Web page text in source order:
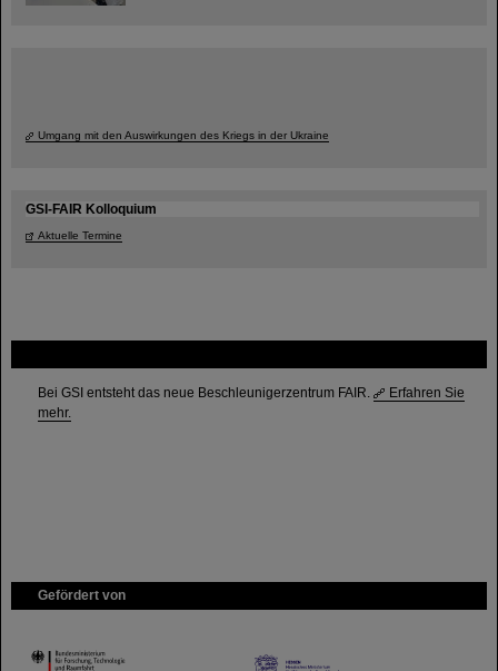
Bei GSI entsteht das neue Beschleunigerzentrum FAIR.
Erfahren Sie
mehr.
Gefördert von
HMWK
Umgang mit den Auswirkungen des Kriegs in der Ukraine
GSI-FAIR Kolloquium
Aktuelle Termine